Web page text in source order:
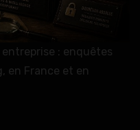
: enquêtes
en France et en